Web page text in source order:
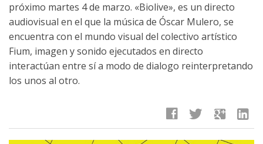
próximo martes 4 de marzo. «Biolive», es un directo
audiovisual en el que la música de Óscar Mulero, se
encuentra con el mundo visual del colectivo artístico
Fium, imagen y sonido ejecutados en directo
interactúan entre sí a modo de dialogo reinterpretando
los unos al otro.
facebook twitter google linkedin